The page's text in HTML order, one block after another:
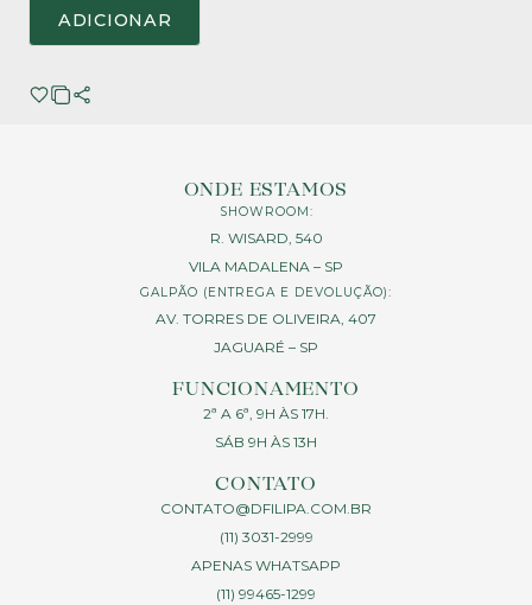
ADICIONAR
ONDE ESTAMOS
SHOWROOM:
R. WISARD, 540
VILA MADALENA – SP
GALPÃO (ENTREGA E DEVOLUÇÃO):
AV. TORRES DE OLIVEIRA, 407
JAGUARÉ – SP
FUNCIONAMENTO
2ª A 6ª, 9H ÀS 17H.
SÁB 9H ÀS 13H
CONTATO
CONTATO@DFILIPA.COM.BR
(11) 3031-2999
APENAS WHATSAPP
(11) 99465-1299